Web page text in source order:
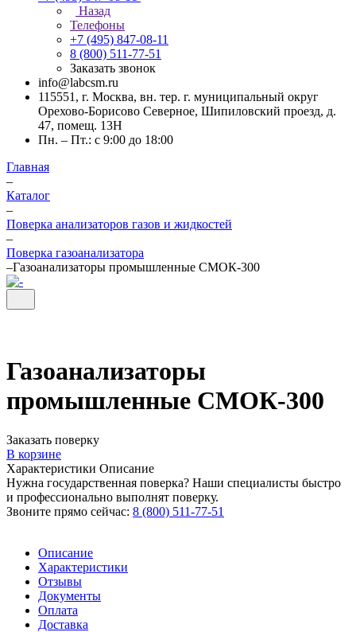
Назад
Телефоны
+7 (495) 847-08-11
8 (800) 511-77-51
Заказать звонок
info@labcsm.ru
115551, г. Москва, вн. тер. г. муниципальный округ
Орехово-Борисово Северное, Шипиловский проезд, д.
47, помещ. 13Н
Пн. – Пт.: с 9:00 до 18:00
Главная
–
Каталог
–
Поверка анализаторов газов и жидкостей
–
Поверка газоанализатора
–Газоанализаторы промышленные СМОК-300
Газоанализаторы
промышленные СМОК-300
Заказать поверку
В корзине
Характеристики Описание
Нужна государственная поверка? Наши специалисты быстро
и профессионально выполнят поверку.
Звоните прямо сейчас: 8 (800) 511-77-51
Описание
Характеристики
Отзывы
Документы
Оплата
Доставка